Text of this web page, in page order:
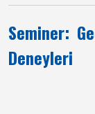
Seminer:
Deneyleri